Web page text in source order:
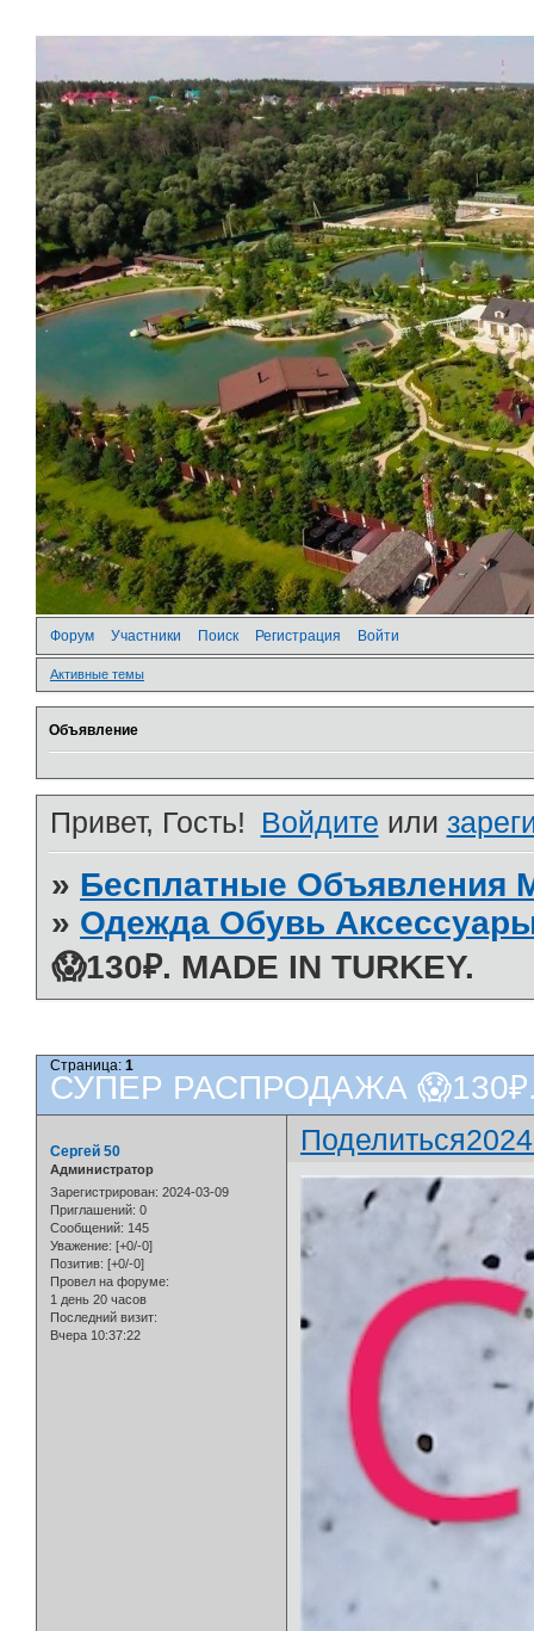
Форум Участники Поиск Регистрация Войти
Активные темы
Объявление
Привет, Гость! Войдите или
» Бесплатные
» Одежда Обувь
😱130₽. MADE IN TURKEY.
СУПЕР РАСПРОДАЖА 😱130₽.
Страница:1
Поделиться
Сергей 50
Администратор
Зарегистрирован: 2024-03-09
Приглашений: 0
Сообщений: 145
Уважение: [+0/-0]
Позитив: [+0/-0]
Провел на форуме:
1 день 20 часов
Последний визит:
Вчера 10:37:22